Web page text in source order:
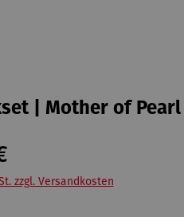
| Mother of Pearl
zzgl. Versandkosten